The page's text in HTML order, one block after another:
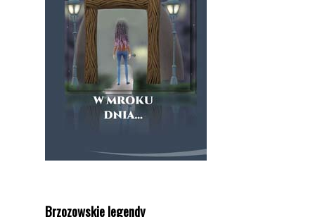
Brzozowskie legendy